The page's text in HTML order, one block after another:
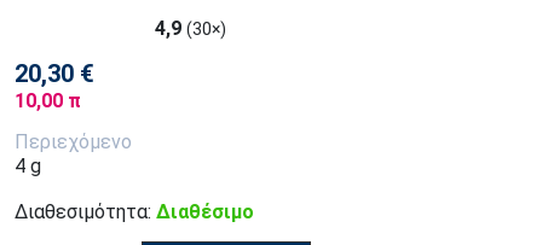
4,9 (30×)
20,30 €
10,00 π
Περιεχόμενο
4 g
Διαθεσιμότητα: Διαθέσιμο